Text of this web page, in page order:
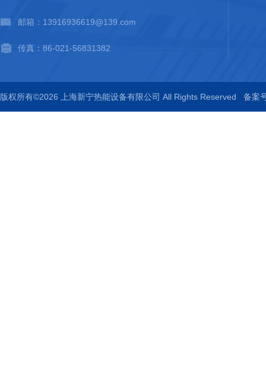
邮箱：13916936619@139.com
传真：86-021-56831382
版权所有©2026 上海新宁热能设备有限公司 All Rights Reserved 备案